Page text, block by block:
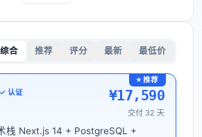
综合 推荐 评分 最新 最低价
⭐ 推荐
✓ 认证 ¥17,590
交付 32 天
栈 Next.js 14 + PostgreSQL +